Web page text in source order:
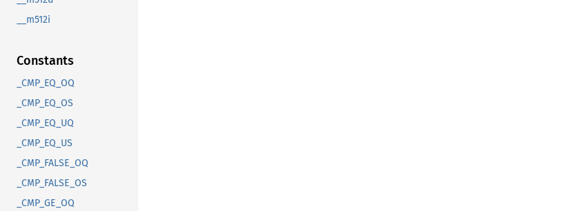
__m512i
Constants
_CMP_EQ_OQ
_CMP_EQ_OS
_CMP_EQ_UQ
_CMP_EQ_US
_CMP_FALSE_OQ
_CMP_FALSE_OS
_CMP_GE_OQ